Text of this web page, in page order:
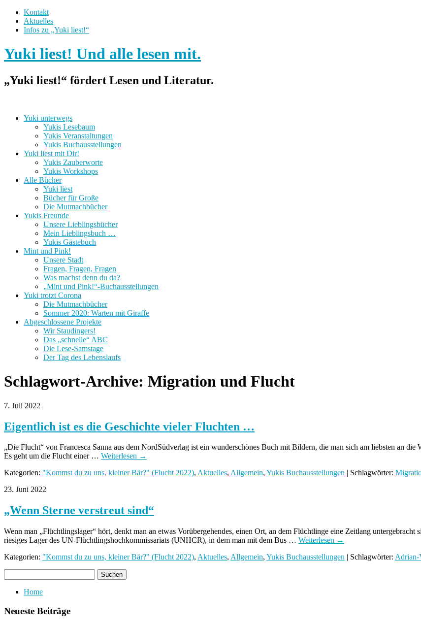
Kontakt
Aktuelles
Infos zu „Yuki liest!“
Yuki liest! Und alle lesen mit.
„Yuki liest!“ fördert Lesen und Literatur.
Yuki unterwegs
Yukis Lesebaum
Yukis Veranstaltungen
Yukis Buchausstellungen
Yuki liest mit Dir!
Yukis Zauberworte
Yukis Workshops
Alle Bücher
Yuki liest
Bücher für Große
Die Mutmachbücher
Yukis Freunde
Unsere Lieblingsbücher
Mein Lieblingsbuch …
Yukis Gästebuch
Mint und Pink!
Unsere Stadt
Fragen, Fragen, Fragen
Was machst denn du da?
„Mint und Pink!“-Buchausstellungen
Yuki trotzt Corona
Die Mutmachbücher
Sommer 2020: Warten mit Giraffe
Abgeschlossene Projekte
Wir Staudingers!
Das „schnelle“ ABC
Die Lese-Samstage
Der Tag des Lebenslaufs
Schlagwort-Archive: Migration und Flucht
7. Juli 2022
Eigentlich ist es die Geschichte vieler Fluchten …
„Die Flucht“ von Francesca Sanna aus dem NordSüdverlag ist ein wunderschönes Buch mit Bildern, die man sich am liebsten an
Es geht um die Flucht einer … Weiterlesen →
Kategorien: "Kommst du zu uns, kleiner Bär?" (Flucht 2022), Aktuelles, Allgemein, Yukis Buchausstellungen | Schlagwörter:
23. Juni 2022
„Wenn Sterne verstreut sind“
Wenn man „Flüchtlingslager“ hört, denkt man an etwas Vorübergehendes, einen Ort, an dem Flüchtlinge eine Zeitlang
riesiges Lager des UN-Flüchtlingshochkommissariats (UNHCR), in dem man mit dem Bus … Weiterlesen →
Kategorien: "Kommst du zu uns, kleiner Bär?" (Flucht 2022), Aktuelles, Allgemein, Yukis Buchausstellungen | Schlagwörter: Adrian-
Home
Neueste Beiträge